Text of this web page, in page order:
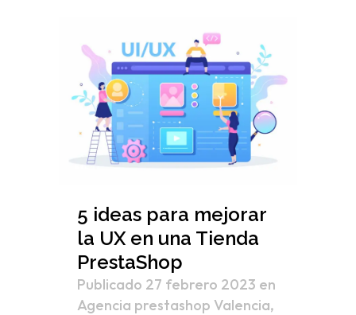
5 ideas para mejorar
la UX en una Tienda
PrestaShop
Publicado 27 febrero 2023 en
Agencia prestashop Valencia,